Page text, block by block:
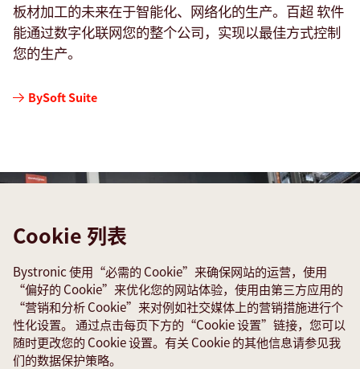
板材加工的未来在于智能化、网络化的生产。百超 软件
能通过数字化联网您的整个公司，实现以最佳方式控制
您的生产。
BySoft Suite
Cookie 列表
Bystronic 使用“必需的 Cookie”来确保网站的运营，使用
“偏好的 Cookie”来优化您的网站体验，使用由第三方应用的
“营销和分析 Cookie”来对例如社交媒体上的营销措施进行个
性化设置。 通过点击每页下方的“Cookie 设置”链接，您可以
随时更改您的 Cookie 设置。有关 Cookie 的其他信息请参见我
们的数据保护策略。